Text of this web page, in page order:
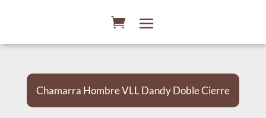
Chamarra Hombre VLL Dandy Doble Cierre